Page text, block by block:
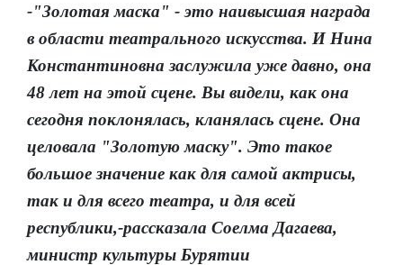
-"Золотая маска" - это наивысшая награда
в области театрального искусства. И Нина
Константиновна заслужила уже давно, она
48 лет на этой сцене. Вы видели, как она
сегодня поклонялась, кланялась сцене. Она
целовала "Золотую маску". Это такое
большое значение как для самой актрисы,
так и для всего театра, и для всей
республики,-рассказала Соелма Дагаева,
министр культуры Бурятии